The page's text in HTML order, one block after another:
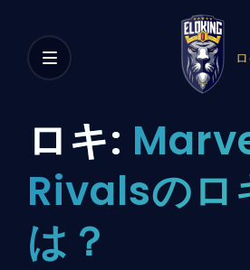
ロキ:
Rivalsのロ
は？